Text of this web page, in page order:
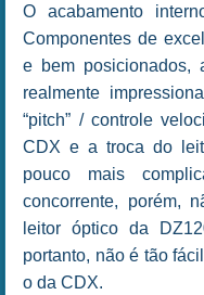
O acabamento
Componentes de
e bem posicionados,
realmente
“pitch” / controle
CDX e a troca do
pouco mais
concorrente, porém,
leitor óptico da
portanto, não é tão
o da CDX.